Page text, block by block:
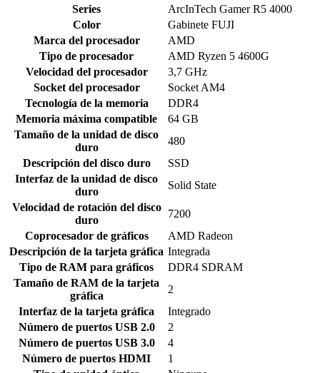
Series
‎ArcInTech Gamer R5 4000
Color
‎Gabinete FUJI
Marca del procesador
‎AMD
Tipo de procesador
‎AMD Ryzen 5 4600G
Velocidad del procesador
‎3,7 GHz
Socket del procesador
‎Socket AM4
Tecnología de la memoria
‎DDR4
Memoria máxima compatible
‎64 GB
Tamaño de la unidad de disco
duro
‎480
Descripción del disco duro
‎SSD
Interfaz de la unidad de disco
duro
‎Solid State
Velocidad de rotación del disco
duro
‎7200
Coprocesador de gráficos
‎AMD Radeon
Descripción de la tarjeta gráfica ‎Integrada
Tipo de RAM para gráficos
‎DDR4 SDRAM
Tamaño de RAM de la tarjeta
gráfica
‎2
Interfaz de la tarjeta gráfica
‎Integrado
Número de puertos USB 2.0
‎2
Número de puertos USB 3.0
‎4
Número de puertos HDMI
‎1